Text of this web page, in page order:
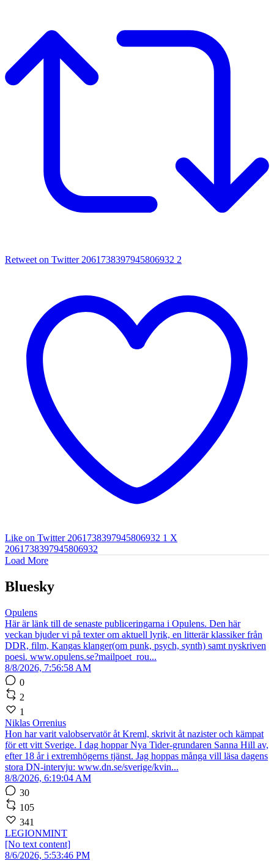
Retweet on Twitter 2061738397945806932 2
Like on Twitter 2061738397945806932 1 X
2061738397945806932
Load More
Bluesky
Opulens
Här är länk till de senaste publiceringarna i Opulens. Den här
veckan bjuder vi på texter om aktuell lyrik, en litterär klassiker från
DDR, film, Kangas klanger(om punk, psych, synth) samt nyskriven
poesi. www.opulens.se?mailpoet_rou...
8/8/2026, 7:56:58 AM
0
2
1
Niklas Orrenius
Hon har varit valobservatör åt Kreml, skrivit åt nazister och kämpat
för ett vitt Sverige. I dag hoppar Nya Tider-grundaren Sanna Hill av,
efter 18 år i extremhögerns tjänst. Jag hoppas många vill läsa dagens
stora DN-intervju: www.dn.se/sverige/kvin...
8/8/2026, 6:19:04 AM
30
105
341
LEGIONMINT
[No text content]
8/6/2026, 5:53:46 PM